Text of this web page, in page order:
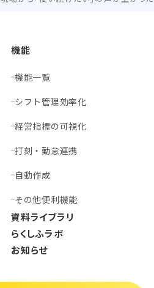
機能
機能一覧
シフト管理効率化
経営指標の可視化
打刻・勤怠連携
自動作成
その他便利機能
資料ライブラリ
らくしふラボ
お知らせ